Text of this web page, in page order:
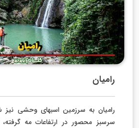
رامیان
رامیان به سرزمین اسب­های وحشی نیز
سرسبز محصور در ارتفاعات مه